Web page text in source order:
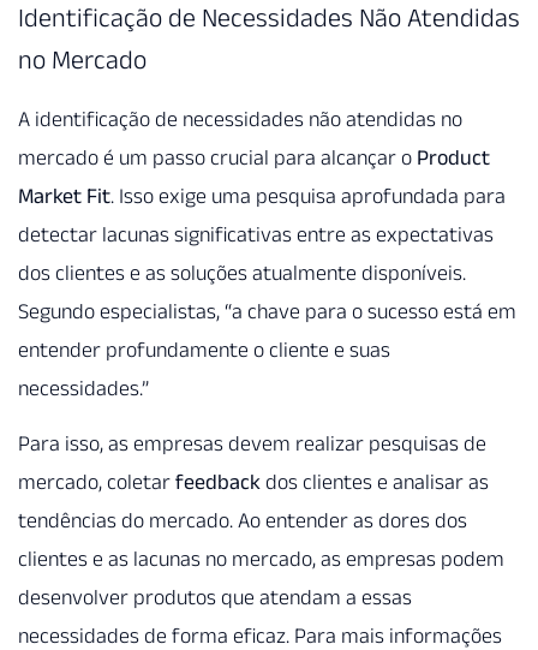
Identificação de Necessidades Não Atendidas
no Mercado
A identificação de necessidades não atendidas no
mercado é um passo crucial para alcançar o Product
Market Fit. Isso exige uma pesquisa aprofundada para
detectar lacunas significativas entre as expectativas
dos clientes e as soluções atualmente disponíveis.
Segundo especialistas, “a chave para o sucesso está em
entender profundamente o cliente e suas
necessidades.”
Para isso, as empresas devem realizar pesquisas de
mercado, coletar feedback dos clientes e analisar as
tendências do mercado. Ao entender as dores dos
clientes e as lacunas no mercado, as empresas podem
desenvolver produtos que atendam a essas
necessidades de forma eficaz. Para mais informações